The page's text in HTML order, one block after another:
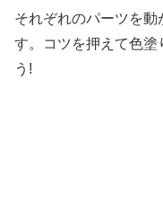
それぞれのパーツを
す。コツを押えて色塗
う!